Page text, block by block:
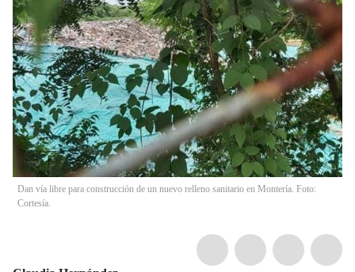
Dan vía libre para construcción de un nuevo relleno sanitario en Montería. Foto:
Cortesía.